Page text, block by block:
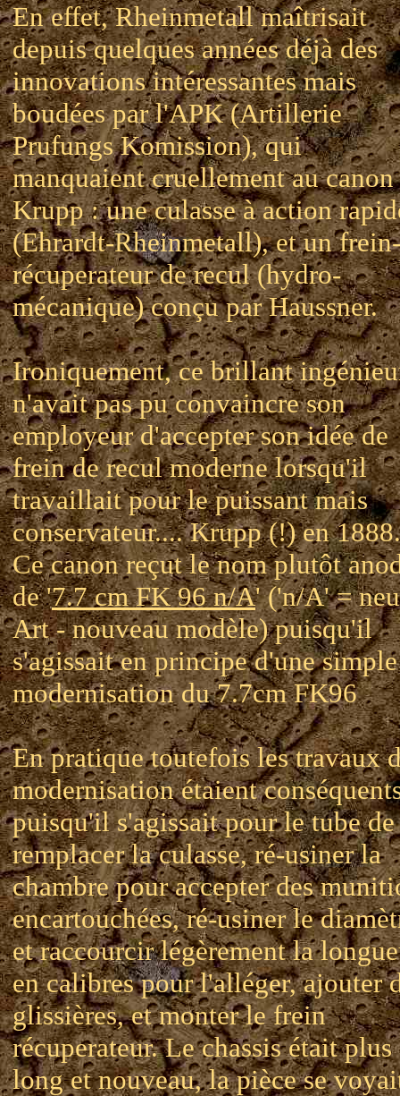
En effet, Rheinmetall maîtrisait
depuis quelques années déjà des
innovations intéressantes mais
boudées par l'APK (Artillerie
Prufungs Komission), qui
manquaient cruellement au canon
Krupp : une culasse à action
(Ehrardt-Rheinmetall), et un frein-
récuperateur de recul (hydro-
mécanique) conçu par Haussner.
Ironiquement, ce brillant
n'avait pas pu convaincre son
employeur d'accepter son idée de
frein de recul moderne lorsqu'il
travaillait pour le puissant mais
conservateur.... Krupp (!) en 1888.
Ce canon reçut le nom plutôt
de '7.7 cm FK 96 n/A' ('n/A' =
Art - nouveau modèle) puisqu'il
s'agissait en principe d'une simple
modernisation du 7.7cm FK96
En pratique toutefois les travaux
modernisation étaient
puisqu'il s'agissait pour le tube de
remplacer la culasse, ré-usiner la
chambre pour accepter des
encartouchées, ré-usiner le
et raccourcir légèrement la
en calibres pour l'alléger, ajouter
glissières, et monter le frein
récuperateur. Le chassis était plus
long et nouveau, la pièce se